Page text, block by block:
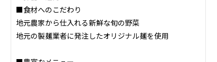
■食材へのこだわり
地元農家から仕入れる新鮮な旬の野菜
地元の製麺業者に発注したオリジナル麺を使用